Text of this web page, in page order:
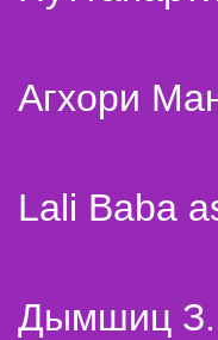
Агхори
Lali Baba
Дымшиц З.